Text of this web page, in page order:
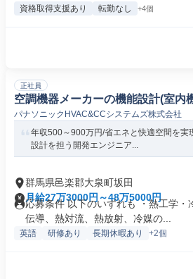
資格取得支援あり 転勤なし +4個
正社員
空調機器メーカーの機能設計(室内
パナソニックHVAC&CCシステムズ株式会社
年収500～900万円/省エネと快適空間を実
設計を担う開発エンジニア...
群馬県邑楽郡大泉町坂田
月給27万3000円～48万5000円
応募条件 以下のいずれも ・熱工学・
伝導、熱対流、熱放射、冷媒の...
英語 研修あり 長期休暇あり +2個